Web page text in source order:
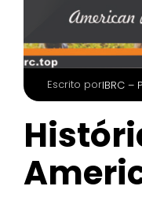
Escrito porIBRC –